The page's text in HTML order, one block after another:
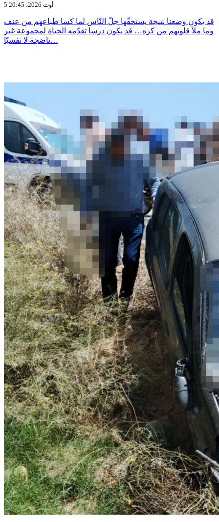
5 أوت 2026، 20:45
قد يكون وضعنا نتيجة يستحقّها جلّ النّاس لما كسا طباعهم من عنف
وما ملأ قلوبهم من كره… قد يكون درسا تقدّمه الحياة لمجموعة غير
ناضجة لا نفسيّا…